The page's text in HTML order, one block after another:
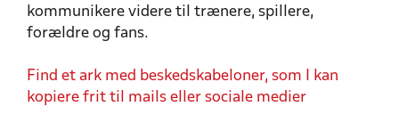
kommunikere videre til trænere, spillere,
forældre og fans.
Find et ark med beskedskabeloner, som I kan
kopiere frit til mails eller sociale medier